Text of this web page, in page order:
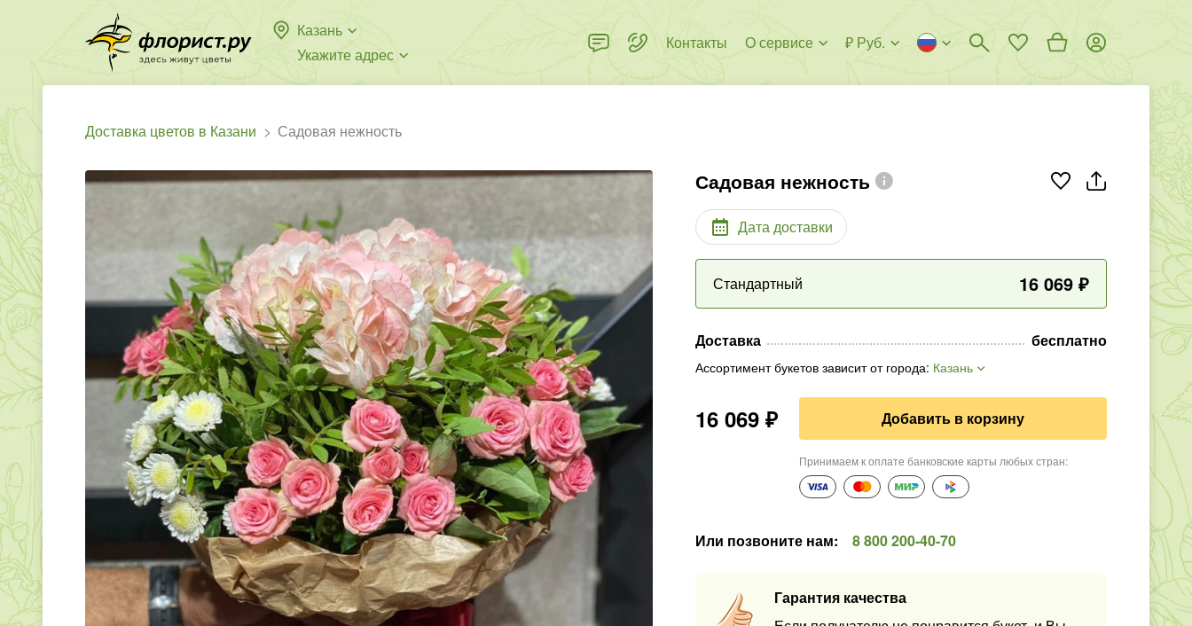
Казань
Укажите адрес
Контакты О сервисе ₽ Руб.
Доставка цветов в Казани Садовая нежность
Садовая нежность
Дата доставки
Стандартный 16 069 ₽
Доставка бесплатно
Ассортимент букетов зависит от города: Казань
16 069 ₽ Добавить в корзину
Принимаем к оплате банковские карты любых стран:
Или позвоните нам: 8 800 200-40-70
Гарантия качества